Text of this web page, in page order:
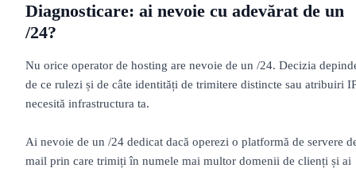
Diagnosticare: ai nevoie cu adevărat de un
/24?
Nu orice operator de hosting are nevoie de un /24. Decizia
de ce rulezi și de câte identități de trimitere distincte sau atribuiri IP
necesită infrastructura ta.
Ai nevoie de un /24 dedicat dacă operezi o platformă de servere
mail prin care trimiți în numele mai multor domenii de clienți și ai